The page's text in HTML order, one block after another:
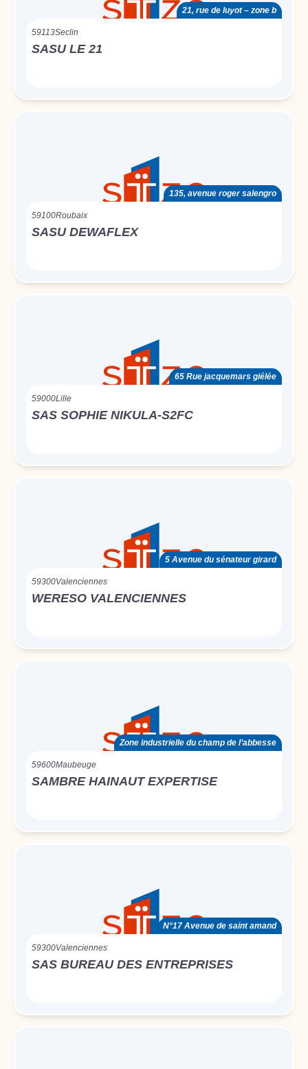
21, rue de luyot – zone b
59113Seclin
SASU LE 21
135, avenue roger salengro
59100Roubaix
SASU DEWAFLEX
65 Rue jacquemars giélée
59000Lille
SAS SOPHIE NIKULA-S2FC
5 Avenue du sénateur girard
59300Valenciennes
WERESO VALENCIENNES
Zone industrielle du champ de l’abbesse
59600Maubeuge
SAMBRE HAINAUT EXPERTISE
N°17 Avenue de saint amand
59300Valenciennes
SAS BUREAU DES ENTREPRISES